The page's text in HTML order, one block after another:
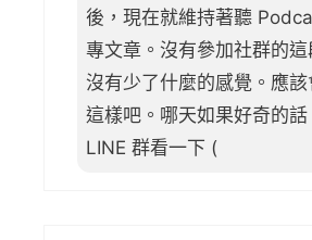
後，現在就維持著聽
專文章。沒有參加社群的
沒有少了什麼的感覺。應
這樣吧。哪天如果好奇的話
LINE 群看一下 (